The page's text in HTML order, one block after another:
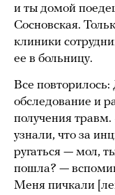
и ты домой
Сосновская.
клиники
ее в больницу.
Все
обследование и
получения
узнали, что за
ругаться — мол,
пошла? —
Меня пичкали